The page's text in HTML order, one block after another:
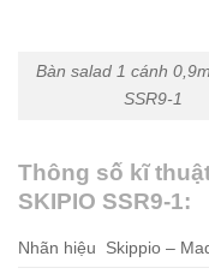
Bàn salad 1 cánh
SSR9-1
Thông số kĩ
SKIPIO SSR9-1:
Nhãn hiệu Skippio –